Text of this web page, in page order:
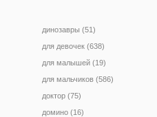
динозавры (51)
для девочек (638)
для малышей (19)
для мальчиков (586)
доктор (75)
домино (16)